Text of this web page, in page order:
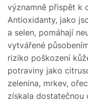
významně přispět k
Antioxidanty, jako
a selen, pomáhají
vytvářené
riziko poškození
potraviny jako
zelenina, mrkev,
získala dostatečnou